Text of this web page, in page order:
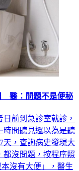
醫：問題不是便秘
前到急診室就診，
時間聽見還以為是聽
天，查詢病史發現大
都沒問題，按程序照
沒有大便」，醫生